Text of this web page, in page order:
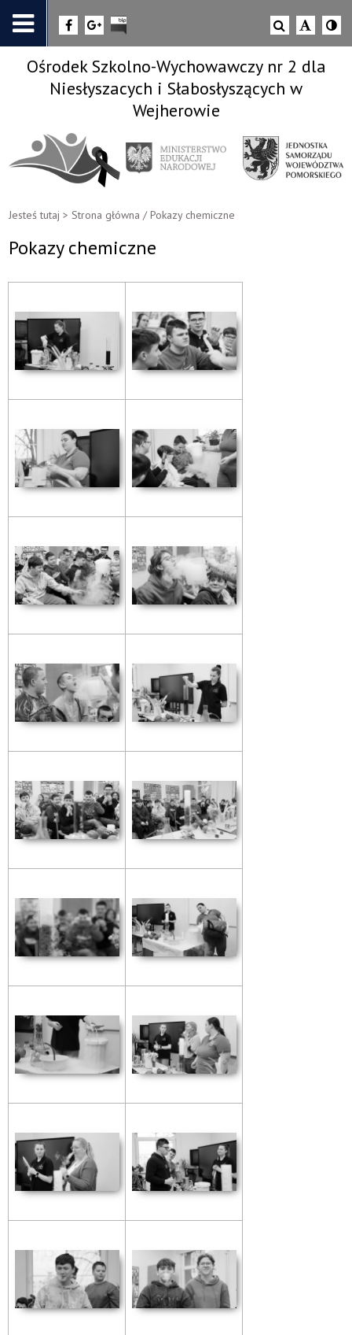
Ośrodek Szkolno-Wychowawczy nr 2 dla
Niesłyszacych i Słabosłyszących w
Wejherowie
Jesteś tutaj >Strona główna /Pokazy chemiczne
Pokazy chemiczne